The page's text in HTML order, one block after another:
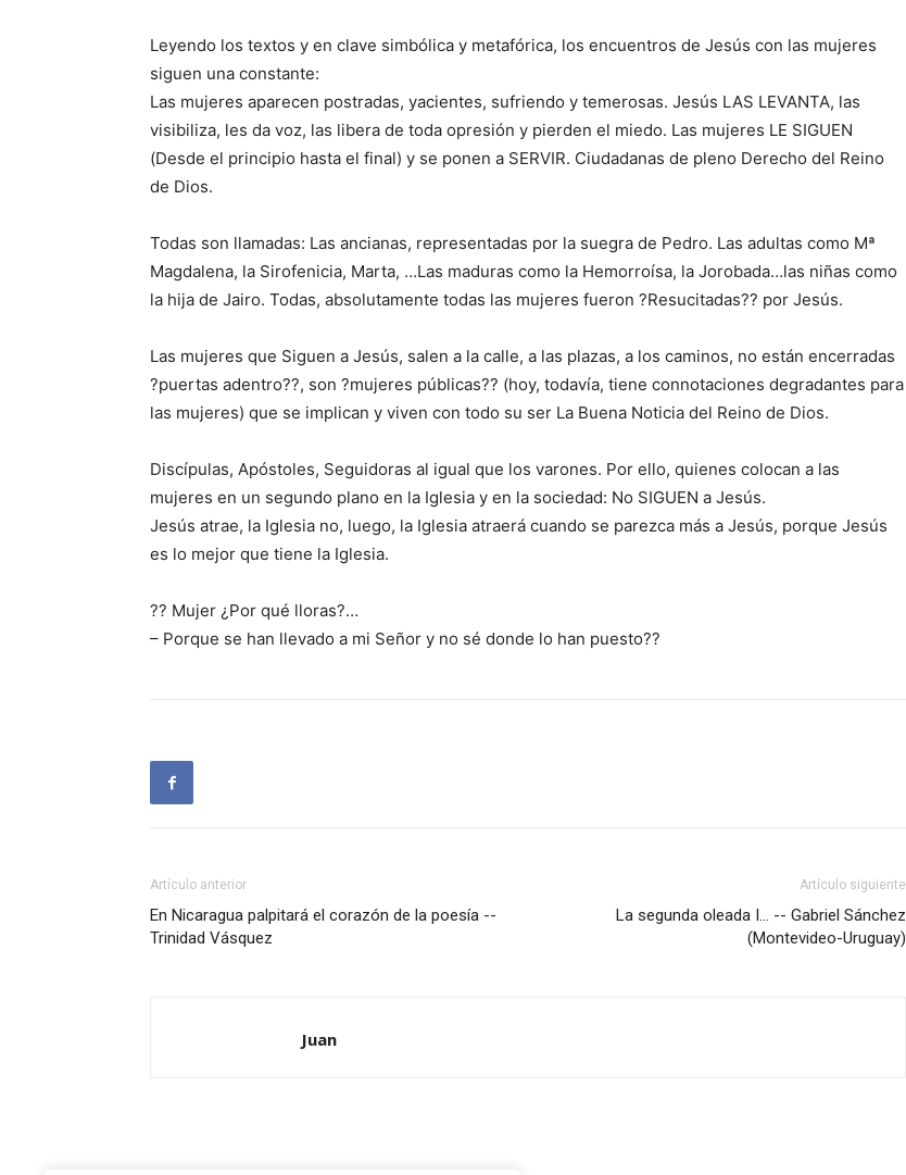
Leyendo los textos y en clave simbólica y metafórica, los encuentros de Jesús con las mujeres
siguen una constante:
Las mujeres aparecen postradas, yacientes, sufriendo y temerosas. Jesús LAS LEVANTA, las
visibiliza, les da voz, las libera de toda opresión y pierden el miedo. Las mujeres LE SIGUEN
(Desde el principio hasta el final) y se ponen a SERVIR. Ciudadanas de pleno Derecho del Reino
de Dios.
Todas son llamadas: Las ancianas, representadas por la suegra de Pedro. Las adultas como Mª
Magdalena, la Sirofenicia, Marta, …Las maduras como la Hemorroísa, la Jorobada…las niñas como
la hija de Jairo. Todas, absolutamente todas las mujeres fueron ?Resucitadas?? por Jesús.
Las mujeres que Siguen a Jesús, salen a la calle, a las plazas, a los caminos, no están encerradas
?puertas adentro??, son ?mujeres públicas?? (hoy, todavía, tiene connotaciones degradantes para
las mujeres) que se implican y viven con todo su ser La Buena Noticia del Reino de Dios.
Discípulas, Apóstoles, Seguidoras al igual que los varones. Por ello, quienes colocan a las
mujeres en un segundo plano en la Iglesia y en la sociedad: No SIGUEN a Jesús.
Jesús atrae, la Iglesia no, luego, la Iglesia atraerá cuando se parezca más a Jesús, porque Jesús
es lo mejor que tiene la Iglesia.
?? Mujer ¿Por qué lloras?…
– Porque se han llevado a mi Señor y no sé donde lo han puesto??
Artículo anterior
En Nicaragua palpitará el corazón de la poesía --
Trinidad Vásquez
Artículo siguiente
La segunda oleada I… -- Gabriel Sánchez
(Montevideo-Uruguay)
Juan